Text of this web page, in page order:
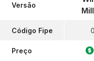
Versão
Código Fipe
Preço